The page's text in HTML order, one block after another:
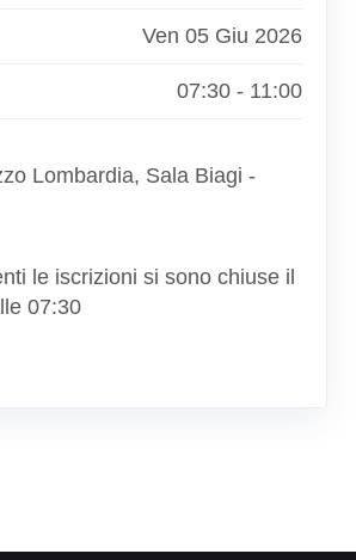
Ven 05 Giu 2026
07:30 - 11:00
Lombardia, Sala Biagi -
le iscrizioni si sono chiuse il
07:30